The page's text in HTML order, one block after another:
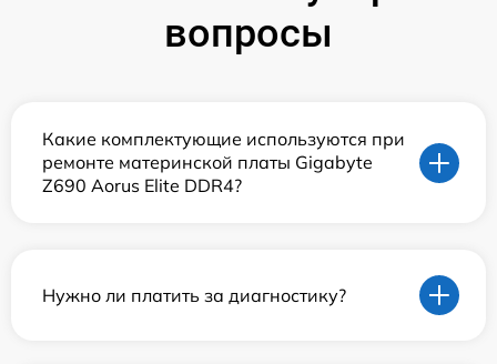
вопросы
Какие комплектующие используются при
ремонте материнской платы Gigabyte
Z690 Aorus Elite DDR4?
Нужно ли платить за диагностику?